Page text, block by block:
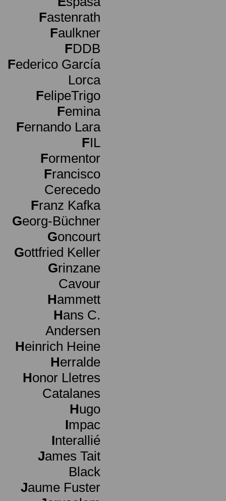
Fastenrath
Faulkner
FDDB
Federico García
Lorca
FelipeTrigo
Femina
Fernando Lara
FIL
Formentor
Francisco
Cerecedo
Franz Kafka
Georg-Büchner
Goncourt
Gottfried Keller
Grinzane
Cavour
Hammett
Hans C.
Andersen
Heinrich Heine
Herralde
Honor Lletres
Catalanes
Hugo
Impac
Interallié
James Tait
Black
Jaume Fuster